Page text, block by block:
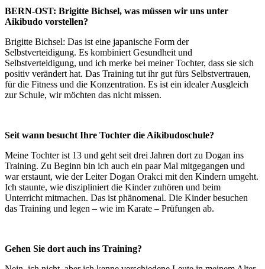
BERN-OST: Brigitte Bichsel, was müssen wir uns unter
Aikibudo vorstellen?
Brigitte Bichsel: Das ist eine japanische Form der
Selbstverteidigung. Es kombiniert Gesundheit und
Selbstverteidigung, und ich merke bei meiner Tochter, dass sie sich
positiv verändert hat. Das Training tut ihr gut fürs Selbstvertrauen,
für die Fitness und die Konzentration. Es ist ein idealer Ausgleich
zur Schule, wir möchten das nicht missen.
Seit wann besucht Ihre Tochter die Aikibudoschule?
Meine Tochter ist 13 und geht seit drei Jahren dort zu Dogan ins
Training. Zu Beginn bin ich auch ein paar Mal mitgegangen und
war erstaunt, wie der Leiter Dogan Orakci mit den Kindern umgeht.
Ich staunte, wie diszipliniert die Kinder zuhören und beim
Unterricht mitmachen. Das ist phänomenal. Die Kinder besuchen
das Training und legen – wie im Karate – Prüfungen ab.
Gehen Sie dort auch ins Training?